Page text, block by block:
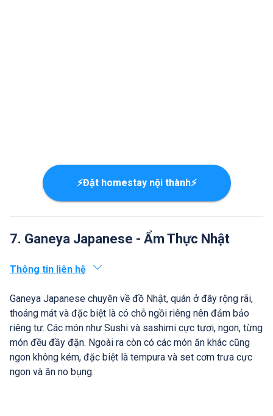
⚡Đặt homestay nội thành⚡
7. Ganeya Japanese - Ẩm Thực Nhật
Thông tin liên hệ
Ganeya Japanese chuyên về đồ Nhật, quán ở đây rộng rãi,
thoáng mát và đặc biệt là có chỗ ngồi riêng nên đảm bảo
riêng tư. Các món như Sushi và sashimi cực tươi, ngon, từng
món đều đầy đặn. Ngoài ra còn có các món ăn khác cũng
ngon không kém, đặc biệt là tempura và set cơm trưa cực
ngon và ăn no bụng.